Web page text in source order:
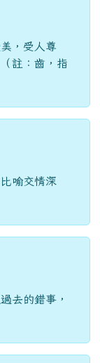
，受人尊
註：齒，指
喻交情深
去的錯事，